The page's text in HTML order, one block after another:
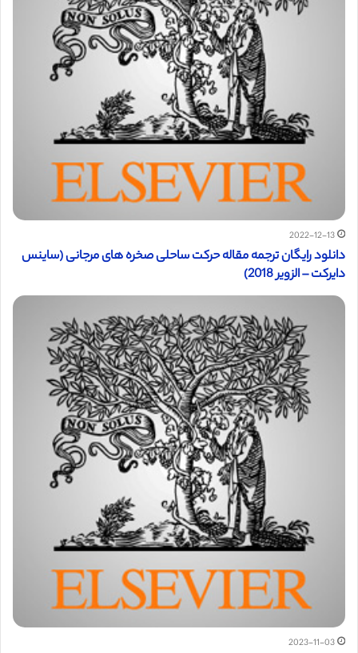
2022-12-13
دانلود رایگان ترجمه مقاله حرکت ساحلی صخره های مرجانی (ساینس
دایرکت – الزویر 2018)
2023-11-03